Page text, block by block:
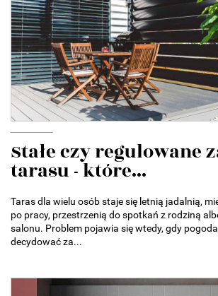
Stałe czy regulowane
tarasu - które...
Taras dla wielu osób staje się letnią jadalnią,
po pracy, przestrzenią do spotkań z rodziną
salonu. Problem pojawia się wtedy, gdy
decydować za...